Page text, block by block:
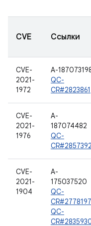
CVE Ссылки
CVE-
2021-
1972
A-
QC-
CR#2823861
CVE-
2021-
1976
A-
187074482
QC-
CR#2857392
CVE-
2021-
1904
A-
175037520
QC-
CR#2778197
QC-